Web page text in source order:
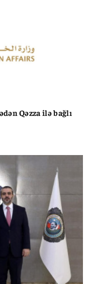
Qəzza ilə bağlı